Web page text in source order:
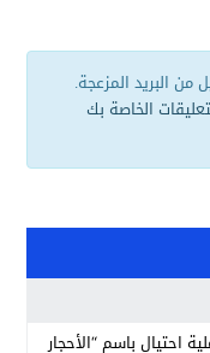
البريد المزعجة.
الخاصة بك
احتيال باسم “الأحجار